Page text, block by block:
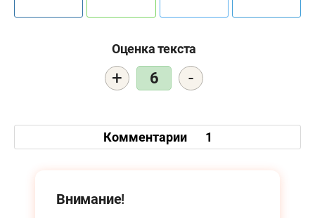
Оценка текста
+ 6 -
Комментарии 1
Внимание!